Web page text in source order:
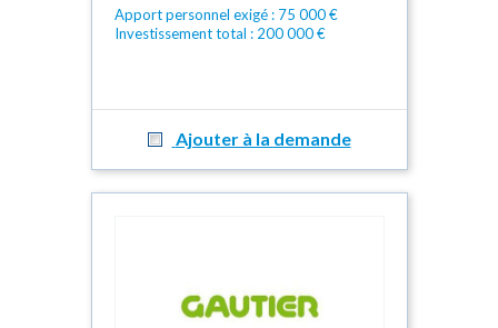
Apport personnel exigé : 75 000 €
Investissement total : 200 000 €
Ajouter à la demande